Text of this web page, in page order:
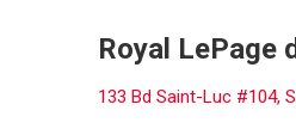
Royal LePage
133 Bd Saint-Luc #104,